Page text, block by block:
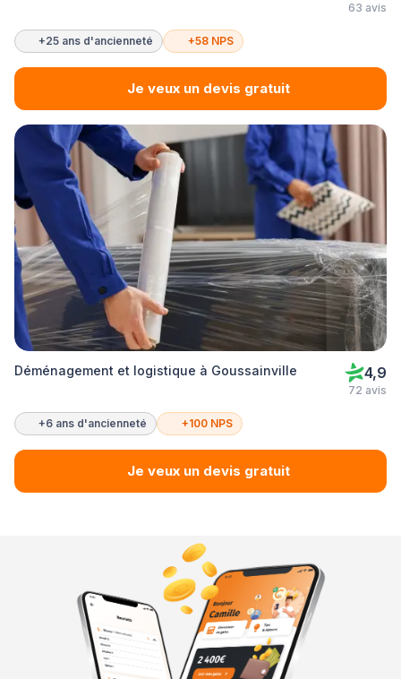
63 avis
+25 ans d'ancienneté +58 NPS
Je veux un devis gratuit
Déménagement et logistique à Goussainville 4,9
72 avis
+6 ans d'ancienneté +100 NPS
Je veux un devis gratuit